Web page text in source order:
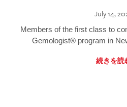
July 14,
Members of the first class to
Gemologist® program in
続きを読